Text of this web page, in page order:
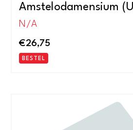
Amstelodamensium
N/A
€26,75
BESTEL